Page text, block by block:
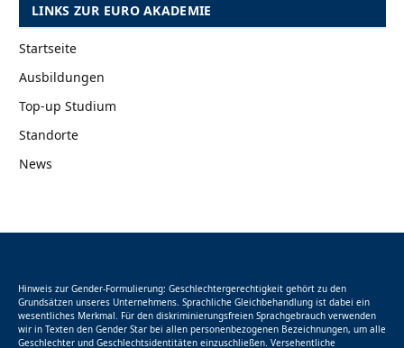
LINKS ZUR EURO AKADEMIE
Startseite
Ausbildungen
Top-up Studium
Standorte
News
Hinweis zur Gender-Formulierung: Geschlechtergerechtigkeit gehört zu den
Grundsätzen unseres Unternehmens. Sprachliche Gleichbehandlung ist dabei ein
wesentliches Merkmal. Für den diskriminierungsfreien Sprachgebrauch verwenden
wir in Texten den Gender Star bei allen personenbezogenen Bezeichnungen, um alle
Geschlechter und Geschlechtsidentitäten einzuschließen. Versehentliche